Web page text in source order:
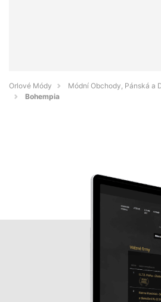
Orlové Módy
Módní Obchody, Pánská a
Bohempia